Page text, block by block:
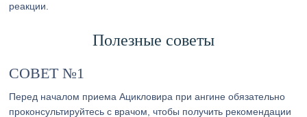
реакции.
Полезные советы
СОВЕТ №1
Перед началом приема Ацикловира при ангине обязательно
проконсультируйтесь с врачом, чтобы получить рекомендации